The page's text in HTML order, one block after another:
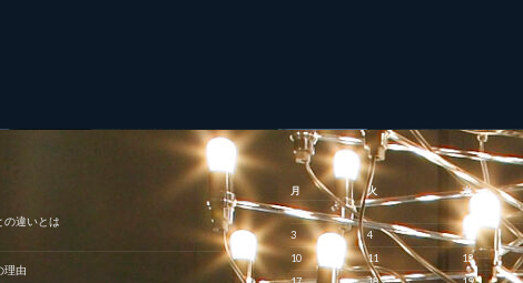
の違いとは
理由
月 火 水
3
4 5
10
11 12